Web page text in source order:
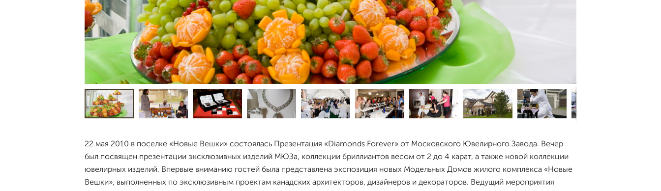
22 мая 2010 в поселке «Новые Вешки» состоялась Презентация «Diamonds Forever» от Московского Ювелирного Завода. Вечер
был посвящен презентации эксклюзивных изделий МЮЗа, коллекции бриллиантов весом от 2 до 4 карат, а также новой коллекции
ювелирных изделий. Впервые вниманию гостей была представлена экспозиция новых Модельных Домов жилого комплекса «Новые
Вешки», выполненных по эксклюзивным проектам канадских архитекторов, дизайнеров и декораторов. Ведущий мероприятия